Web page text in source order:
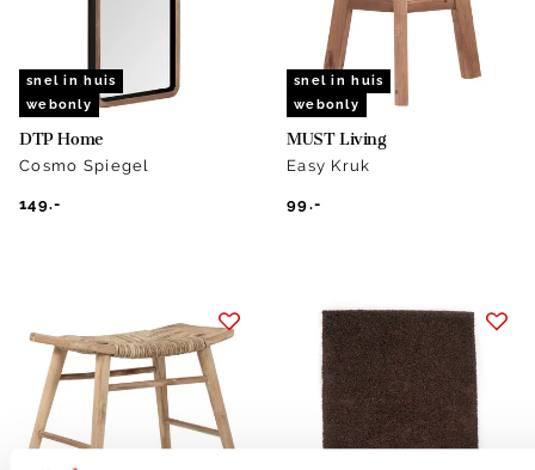
snel in huis
webonly
DTP Home
Cosmo Spiegel
149.-
snel in huis
webonly
MUST Living
Easy Kruk
99.-